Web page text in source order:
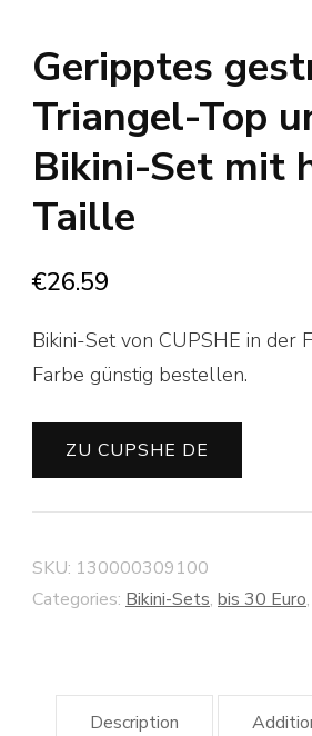
Geripptes
Triangel-Top
Bikini-Set mit
Taille
€26.59
Bikini-Set von CUPSHE in der
Farbe günstig bestellen.
ZU CUPSHE DE
SKU: 130000309100
Categories: Bikini-Sets, bis 30 Euro,
Description